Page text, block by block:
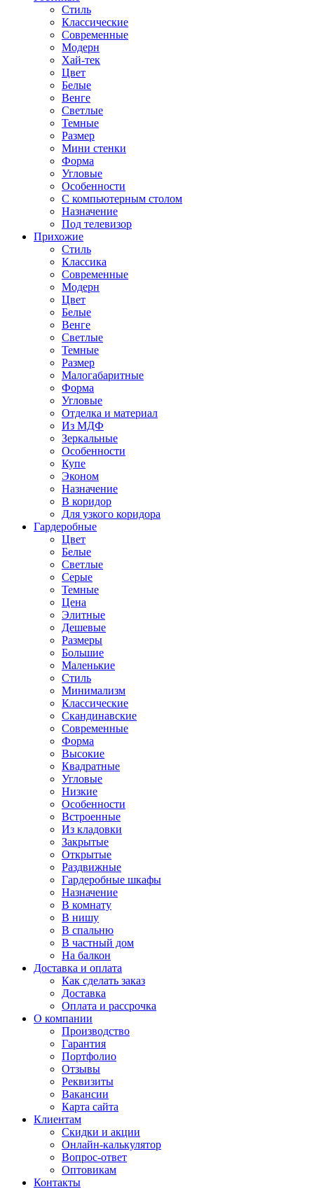
Стиль
Классические
Современные
Модерн
Хай-тек
Цвет
Белые
Венге
Светлые
Темные
Размер
Мини стенки
Форма
Угловые
Особенности
С компьютерным столом
Назначение
Под телевизор
Прихожие
Стиль
Классика
Современные
Модерн
Цвет
Белые
Венге
Светлые
Темные
Размер
Малогабаритные
Форма
Угловые
Отделка и материал
Из МДФ
Зеркальные
Особенности
Купе
Эконом
Назначение
В коридор
Для узкого коридора
Гардеробные
Цвет
Белые
Светлые
Серые
Темные
Цена
Элитные
Дешевые
Размеры
Большие
Маленькие
Стиль
Минимализм
Классические
Скандинавские
Современные
Форма
Высокие
Квадратные
Угловые
Низкие
Особенности
Встроенные
Из кладовки
Закрытые
Открытые
Раздвижные
Гардеробные шкафы
Назначение
В комнату
В нишу
В спальню
В частный дом
На балкон
Доставка и оплата
Как сделать заказ
Доставка
Оплата и рассрочка
О компании
Производство
Гарантия
Портфолио
Отзывы
Реквизиты
Вакансии
Карта сайта
Клиентам
Скидки и акции
Онлайн-калькулятор
Вопрос-ответ
Оптовикам
Контакты